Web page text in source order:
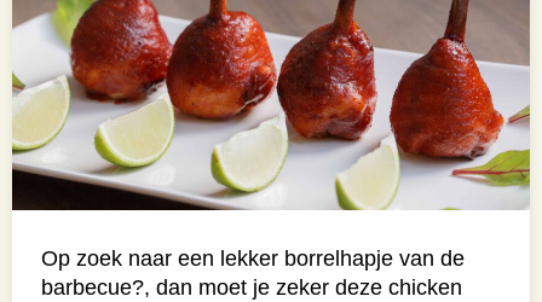
Op zoek naar een lekker borrelhapje van de
barbecue?, dan moet je zeker deze chicken